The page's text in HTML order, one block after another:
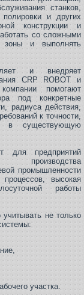
станков,
и других
конструкции и
со сложными
зоны и выполнять
и внедряет
CRP ROBOT и
помогают
под конкретные
радиуса действия,
к точности,
в существующую
для предприятий
производства
промышленности
высокая
работы
учитывать не только
участка.